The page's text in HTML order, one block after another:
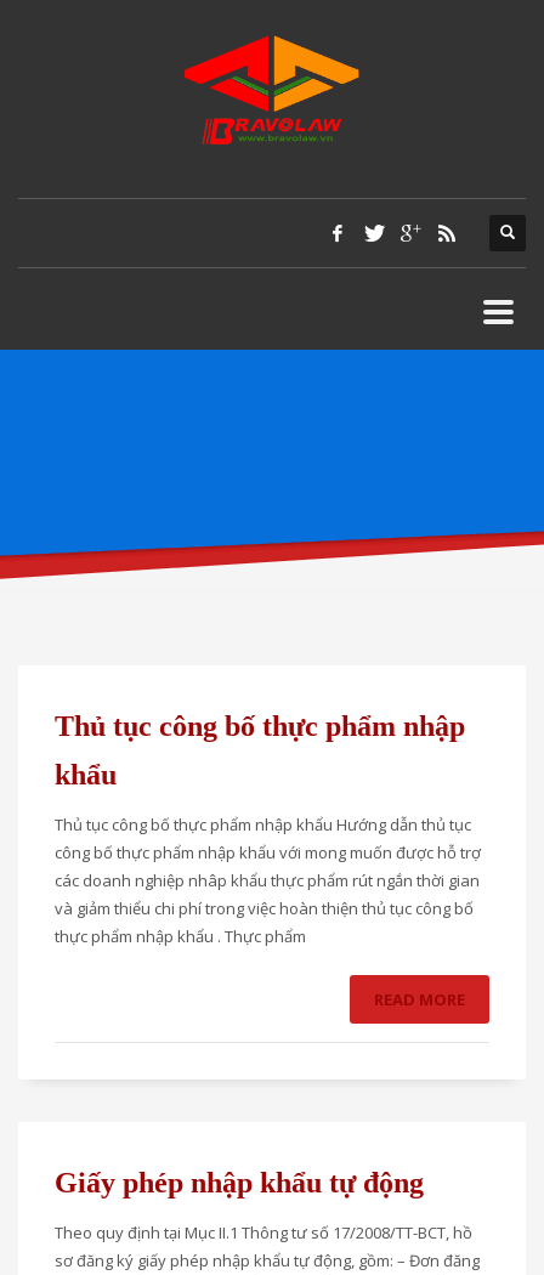
Thủ tục công bố thực phẩm nhập
khẩu
Thủ tục công bố thực phẩm nhập khẩu Hướng dẫn thủ tục
công bố thực phẩm nhập khẩu với mong muốn được hỗ trợ
các doanh nghiệp nhâp khẩu thực phẩm rút ngắn thời gian
và giảm thiểu chi phí trong việc hoàn thiện thủ tục công bố
thực phẩm nhập khẩu . Thực phẩm
READ MORE
Giấy phép nhập khẩu tự động
Theo quy định tại Mục II.1 Thông tư số 17/2008/TT-BCT, hồ
sơ đăng ký giấy phép nhập khẩu tự động, gồm: – Đơn đăng